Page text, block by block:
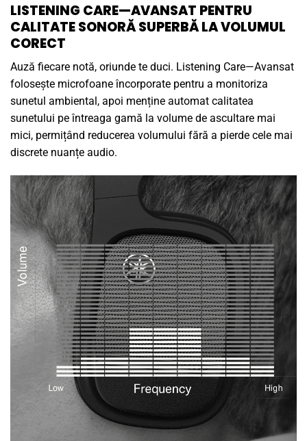
LISTENING CARE—AVANSAT PENTRU
CALITATE SONORĂ SUPERBĂ LA VOLUMUL
CORECT
Auză fiecare notă, oriunde te duci. Listening Care—Avansat
folosește microfoane încorporate pentru a monitoriza
sunetul ambiental, apoi menține automat calitatea
sunetului pe întreaga gamă la volume de ascultare mai
mici, permițând reducerea volumului fără a pierde cele mai
discrete nuanțe audio.